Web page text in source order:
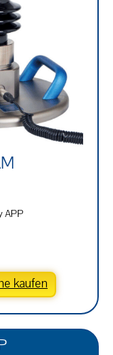
APP
kaufen